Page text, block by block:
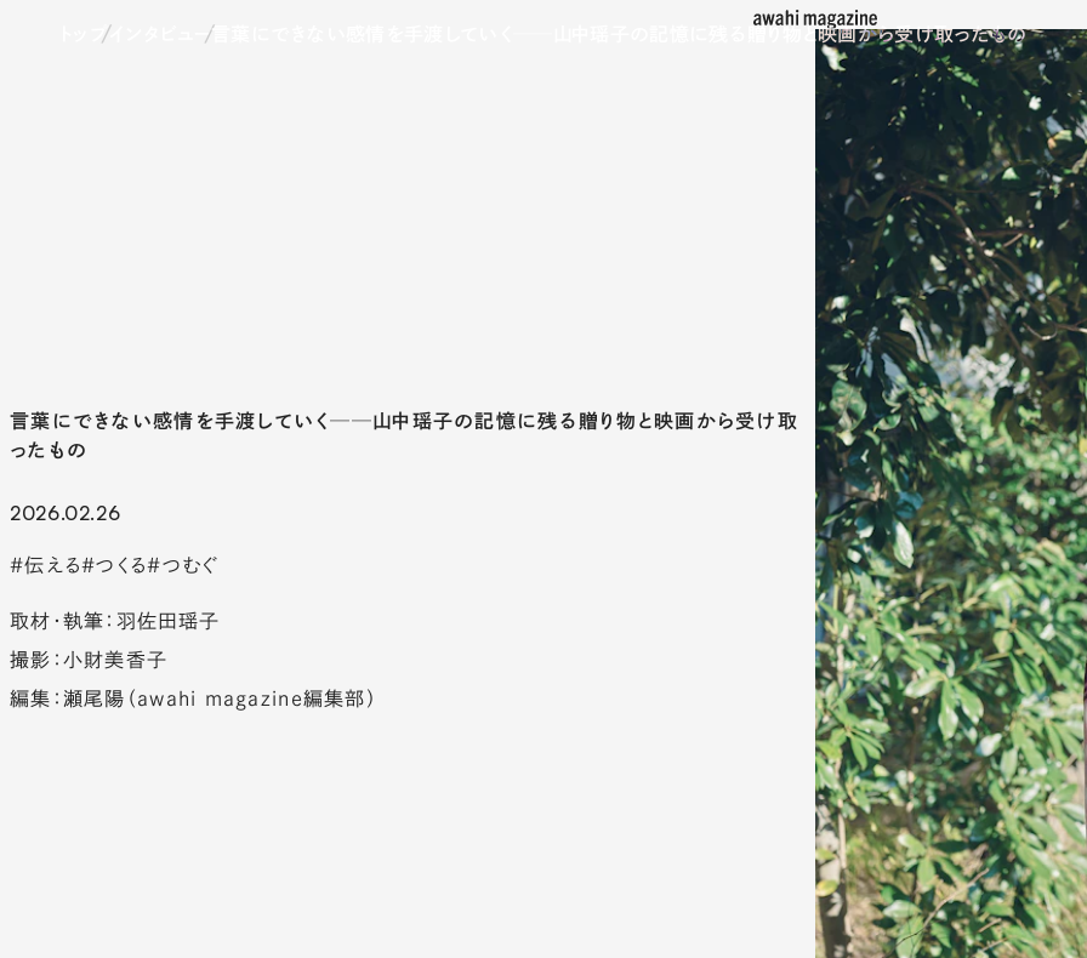
トップ/インタビュー/言葉にできない感情を手渡していく──山中瑶子の記憶に残る贈り物と映画から受け取ったもの
言葉にできない感情を手渡していく──山中瑶子の記憶に残る贈り物と映画から受け取
ったもの
2026.02.26
#伝える#つくる#つむぐ
取材・執筆：羽佐田瑶子
撮影：小財美香子
編集：瀬尾陽（awahi magazine編集部）